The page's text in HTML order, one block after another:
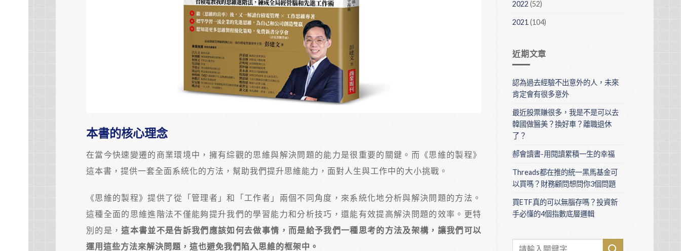
本書的核心理念
在當今快速變遷的商業環境中，擁有綜觀的思維與解決問題的能力是很重要的關鍵。而《思維的製程》
這本書，提供一套全面系統化的方法，幫助我們提升思維能力，面對人生與工作中的大小挑戰。
《思維的製程》提供了從「管理者」和「工作者」兩個不同角度，來系統化地分析與解決問題的方法。
這種全面的思維進階法不僅能夠提升我們的學習能力和分析技巧，還能有效提高解決問題的效率。更特
別的是，這本書並不是告訴我們應該如何去做事情，而是給予我們一種思考的方法及架構，讓我們可以
運用這些方法來解決問題，這也避免我們陷入思維的框架中。
2022 (52)
2021 (104)
近期文章
認為過去經驗不出意外的人，未來
肯定會有很多意外
最近股票賺很多，我是不是可以去
韓國做醫美？換好車？離職退休
了？
郝會讀書-用閱讀累積一生的幸福
Threads都在推的統一黑馬基金可
以買嗎？財務顧問想問你3個問題
買ETF真的可以無腦存嗎？投資新
手必懂的4個指數底層邏輯